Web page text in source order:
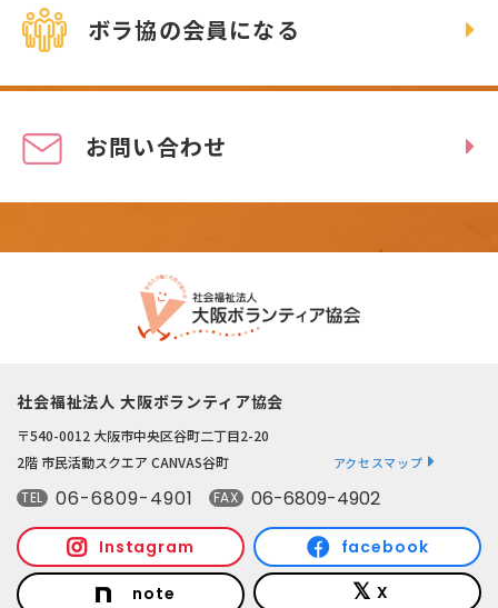
ボラ協の会員になる
お問い合わせ
社会福祉法人 大阪ボランティア協会
〒540-0012 大阪市中央区谷町二丁目2-20
2階 市民活動スクエア CANVAS谷町
アクセスマップ
TEL 06-6809-4901 FAX 06-6809-4902
Instagram facebook
note X